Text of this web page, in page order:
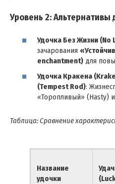
Уровень 2: Альтернативы
Удочка Без Жизни (No
зачарования
enchantment) для
Удочка Кракена
(Tempest Rod):
«Торопливый» (Hasty)
Таблица: Сравнение
Название
удочки